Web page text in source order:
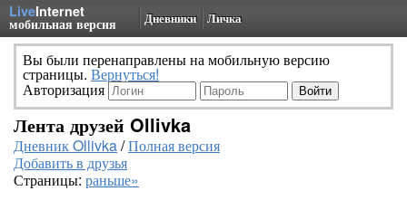
LiveInternet
мобильная версия Дневники Личка
Вы были перенаправлены на мобильную версию
страницы. Вернуться!
Авторизация
Лента друзей Ollivka
Дневник Ollivka/Полная версия
Добавить в друзья
Страницы: раньше»